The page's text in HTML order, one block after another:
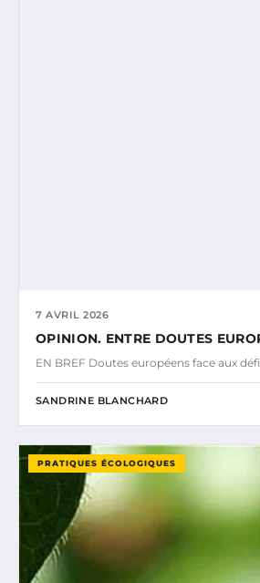
7 AVRIL 2026
OPINION. ENTRE DOUTES
EN BREF Doutes européens face aux
SANDRINE BLANCHARD
PRATIQUES ÉCOLOGIQUES